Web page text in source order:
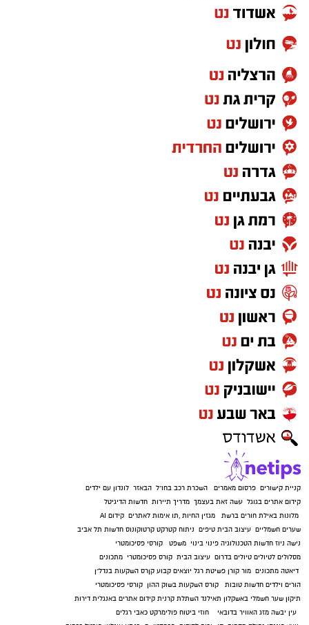
קניית קישורים פרסום מאמרים השכרת רכב בחו"ל הבאזר לונדון עם ילדים
קידום אתרים בגוגל עשה זאת בעצמך מדריך תיירות חדשות הדיגיטל
מלונות באילת חורים ברשת מגזין החיות ,תו אימות לאתרים קידום AI
שערים חשמליים עיצוב הבית טיפים ניתוח קטרקט קרטוקונוס חדשות תל אביב
נישה ניוז חדשות הטכנולוגיה פינוי בינוי משפט
קורסי פסיכומטרי
מסלולים לטיולים טיולים בדרום עיצוב הבית קורס פסיכומטרי מתכונים
דיאטה מתכונים מור קורן פשיטת רגל יוצאים קבוע קןרס השקעות בנדל"ן
הורים וילדים חדשות טובות קורס השקעות בשוק ההון קורסי פסיכומטרי
תיקון שער חשמלי באשקלון תאילנד השתלת קרנית קידום אתרים באנגלית דירות
עין יבשה מזג האוויר בדובאי חוזי ביטוח פולימרקט כאבי רגלים